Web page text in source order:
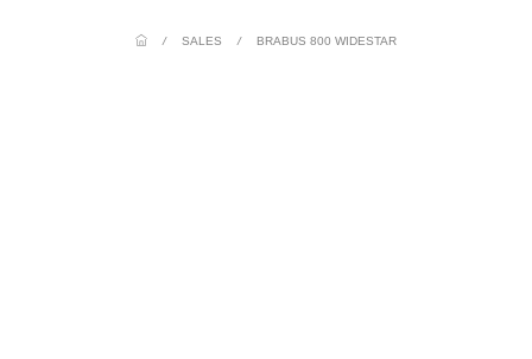
/ SALES / BRABUS 800 WIDESTAR